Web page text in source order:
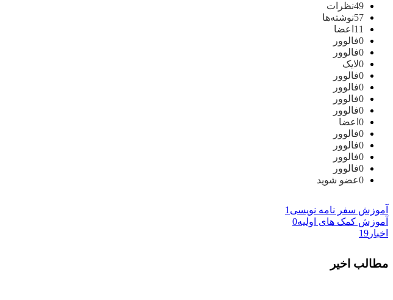
49نظرات
57نوشته‌ها
11 اعضا
0فالوور
0فالوور
0لایک
0فالوور
0فالوور
0فالوور
0فالوور
0 اعضا
0فالوور
0فالوور
0فالوور
0فالوور
0عضو شوید
آموزش سفر نامه نویسی 1
آموزش کمک های اولیه0
اخبار 19
مطالب اخیر